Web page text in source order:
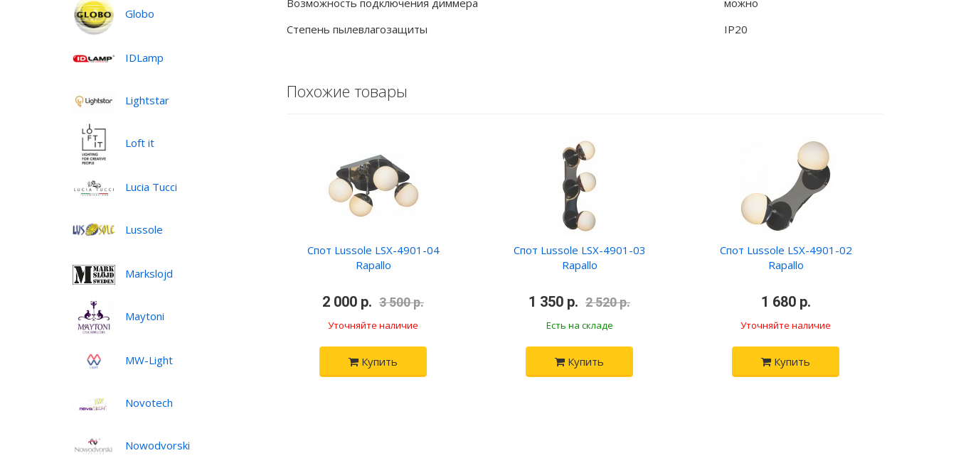
Globo
IDLamp
Lightstar
Loft it
Lucia Tucci
Lussole
Markslojd
Maytoni
MW-Light
Novotech
Nowodvorski
Возможность подключения диммера
можно
Степень пылевлагозащиты
IP20
Похожие товары
Спот Lussole LSX-4901-04
Rapallo
2 000 р. 3 500 р.
Уточняйте наличие
Купить
Спот Lussole LSX-4901-03
Rapallo
1 350 р. 2 520 р.
Есть на складе
Купить
Спот Lussole LSX-4901-02
Rapallo
1 680 р.
Уточняйте наличие
Купить